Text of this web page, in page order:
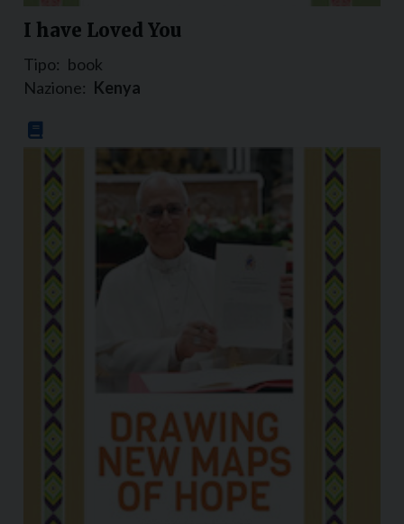
I have Loved You
Tipo: book
Nazione: Kenya